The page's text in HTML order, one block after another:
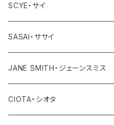
その他
ワンピース・オールインワン
その他
ボトム
ワンピース・オールインワン
その他
トップス
ボトム
ワンピース・オールインワン
その他
サンダル
SCYE・サイ
アウター
トップス
ボトム
SASAI・ササイ
JANE SMITH・ジェーンスミス
アウター
CIOTA・シオタ